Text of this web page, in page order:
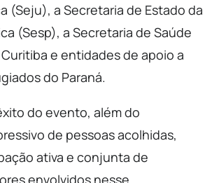
(Seju), a Secretaria de Estado da
(Sesp), a Secretaria de Saúde
e entidades de apoio a
do Paraná.
do evento, além do
de pessoas acolhidas,
ativa e conjunta de